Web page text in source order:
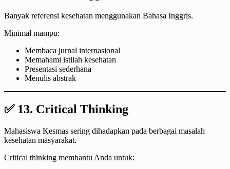
Banyak referensi kesehatan menggunakan Bahasa Inggris.
Minimal mampu:
Membaca jurnal internasional
Memahami istilah kesehatan
Presentasi sederhana
Menulis abstrak
✅ 13. Critical Thinking
Mahasiswa Kesmas sering dihadapkan pada berbagai masalah
kesehatan masyarakat.
Critical thinking membantu Anda untuk: